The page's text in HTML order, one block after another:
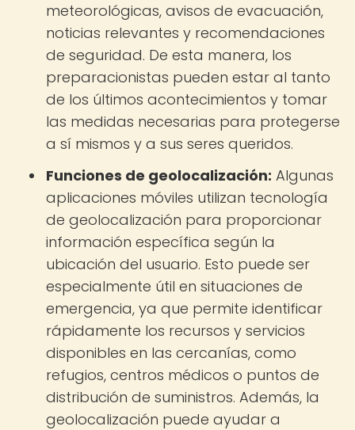
meteorológicas, avisos de evacuación,
noticias relevantes y recomendaciones
de seguridad. De esta manera, los
preparacionistas pueden estar al tanto
de los últimos acontecimientos y tomar
las medidas necesarias para protegerse
a sí mismos y a sus seres queridos.
Funciones de geolocalización: Algunas
aplicaciones móviles utilizan tecnología
de geolocalización para proporcionar
información específica según la
ubicación del usuario. Esto puede ser
especialmente útil en situaciones de
emergencia, ya que permite identificar
rápidamente los recursos y servicios
disponibles en las cercanías, como
refugios, centros médicos o puntos de
distribución de suministros. Además, la
geolocalización puede ayudar a